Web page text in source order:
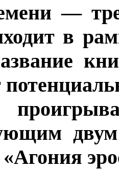
—
в